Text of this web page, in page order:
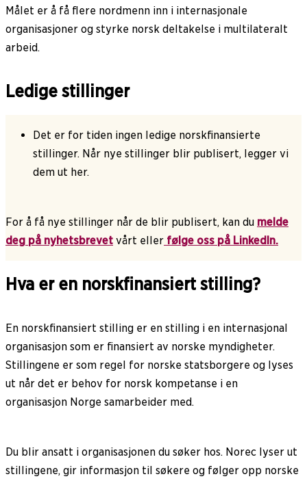
Målet er å få flere nordmenn inn i internasjonale
organisasjoner og styrke norsk deltakelse i multilateralt
arbeid.
Ledige stillinger
Det er for tiden ingen ledige norskfinansierte
stillinger. Når nye stillinger blir publisert, legger vi
dem ut her.
For å få nye stillinger når de blir publisert, kan du melde
deg på nyhetsbrevet vårt eller følge oss på LinkedIn.
Hva er en norskfinansiert stilling?
En norskfinansiert stilling er en stilling i en internasjonal
organisasjon som er finansiert av norske myndigheter.
Stillingene er som regel for norske statsborgere og lyses
ut når det er behov for norsk kompetanse i en
organisasjon Norge samarbeider med.
Du blir ansatt i organisasjonen du søker hos. Norec lyser ut
stillingene, gir informasjon til søkere og følger opp norske